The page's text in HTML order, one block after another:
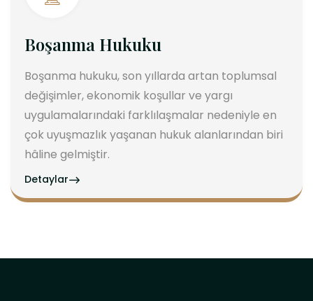
Boşanma Hukuku
Boşanma hukuku, son yıllarda artan toplumsal
değişimler, ekonomik koşullar ve yargı
uygulamalarındaki farklılaşmalar nedeniyle en
çok uyuşmazlık yaşanan hukuk alanlarından biri
hâline gelmiştir.
Detaylar